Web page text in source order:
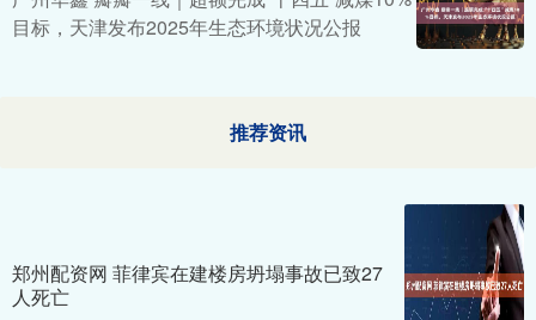
目标，天津发布2025年生态环境状况公报
推荐资讯
郑州配资网 菲律宾在建楼房坍塌事故已致27
人死亡